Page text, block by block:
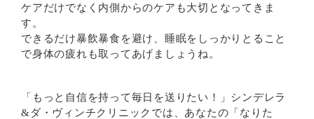
ケアだけでなく内側からのケアも大切となってきま
す。
できるだけ暴飲暴食を避け、睡眠をしっかりとること
で身体の疲れも取ってあげましょうね。
「もっと自信を持って毎日を送りたい！」シンデレラ
&ダ・ヴィンチクリニックでは、あなたの「なりた